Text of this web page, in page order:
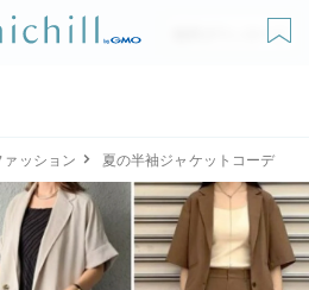
無料ダウンロード
ァッション 夏の半袖ジャケットコーデ